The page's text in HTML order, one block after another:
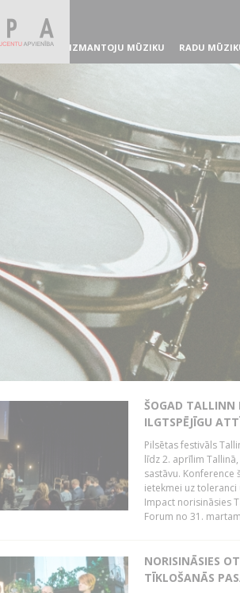
IZMANTOJU MŪZIKU RADU
ŠOGAD TALLINN
ILGTSPĒJĪGU
Pilsētas festivāls
līdz 2. aprīlim
sastāvu.
ietekmei uz
Impact norisināsies
Forum no 31.
NORISINĀSIES
TĪKLOŠANĀS